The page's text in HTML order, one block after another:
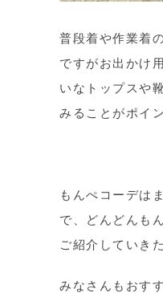
普段着や作業着
ですがお出かけ
いなトップスや
みることがポイ
もんぺコーデは
で、どんどんも
ご紹介していき
みなさんもおす